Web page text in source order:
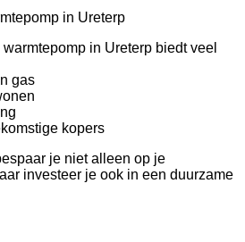
in Ureterp
in Ureterp biedt veel
gas
kopers
je niet alleen op je
investeer je ook in een duurzame